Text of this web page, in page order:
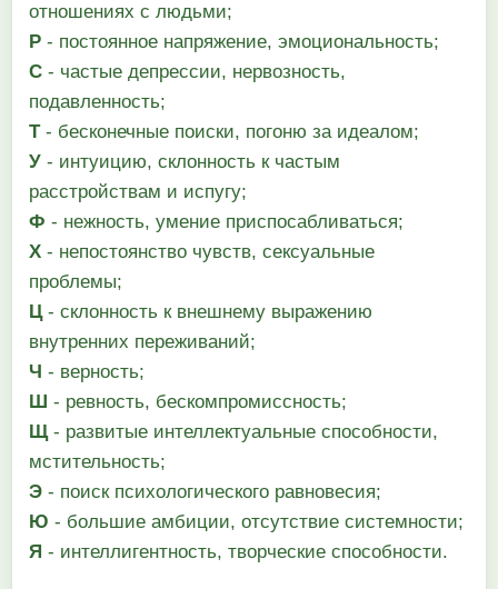
отношениях с людьми;
Р - постоянное напряжение, эмоциональность;
С - частые депрессии, нервозность,
подавленность;
Т- бесконечные поиски, погоню за идеалом;
У - интуицию, склонность к частым
расстройствам и испугу;
Ф - нежность, умение приспосабливаться;
X - непостоянство чувств, сексуальные
проблемы;
Ц- склонность к внешнему выражению
внутренних переживаний;
Ч - верность;
Ш - ревность, бескомпромиссность;
Щ- развитые интеллектуальные способности,
мстительность;
Э - поиск психологического равновесия;
Ю - большие амбиции, отсутствие системности;
Я - интеллигентность, творческие способности.